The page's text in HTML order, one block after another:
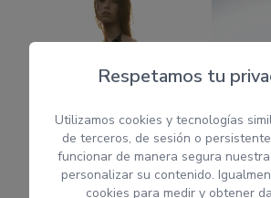
Respetamos tu
Utilizamos cookies y tecnologías
de terceros, de sesión o
funcionar de manera segura
personalizar su contenido.
cookies para medir y obtener